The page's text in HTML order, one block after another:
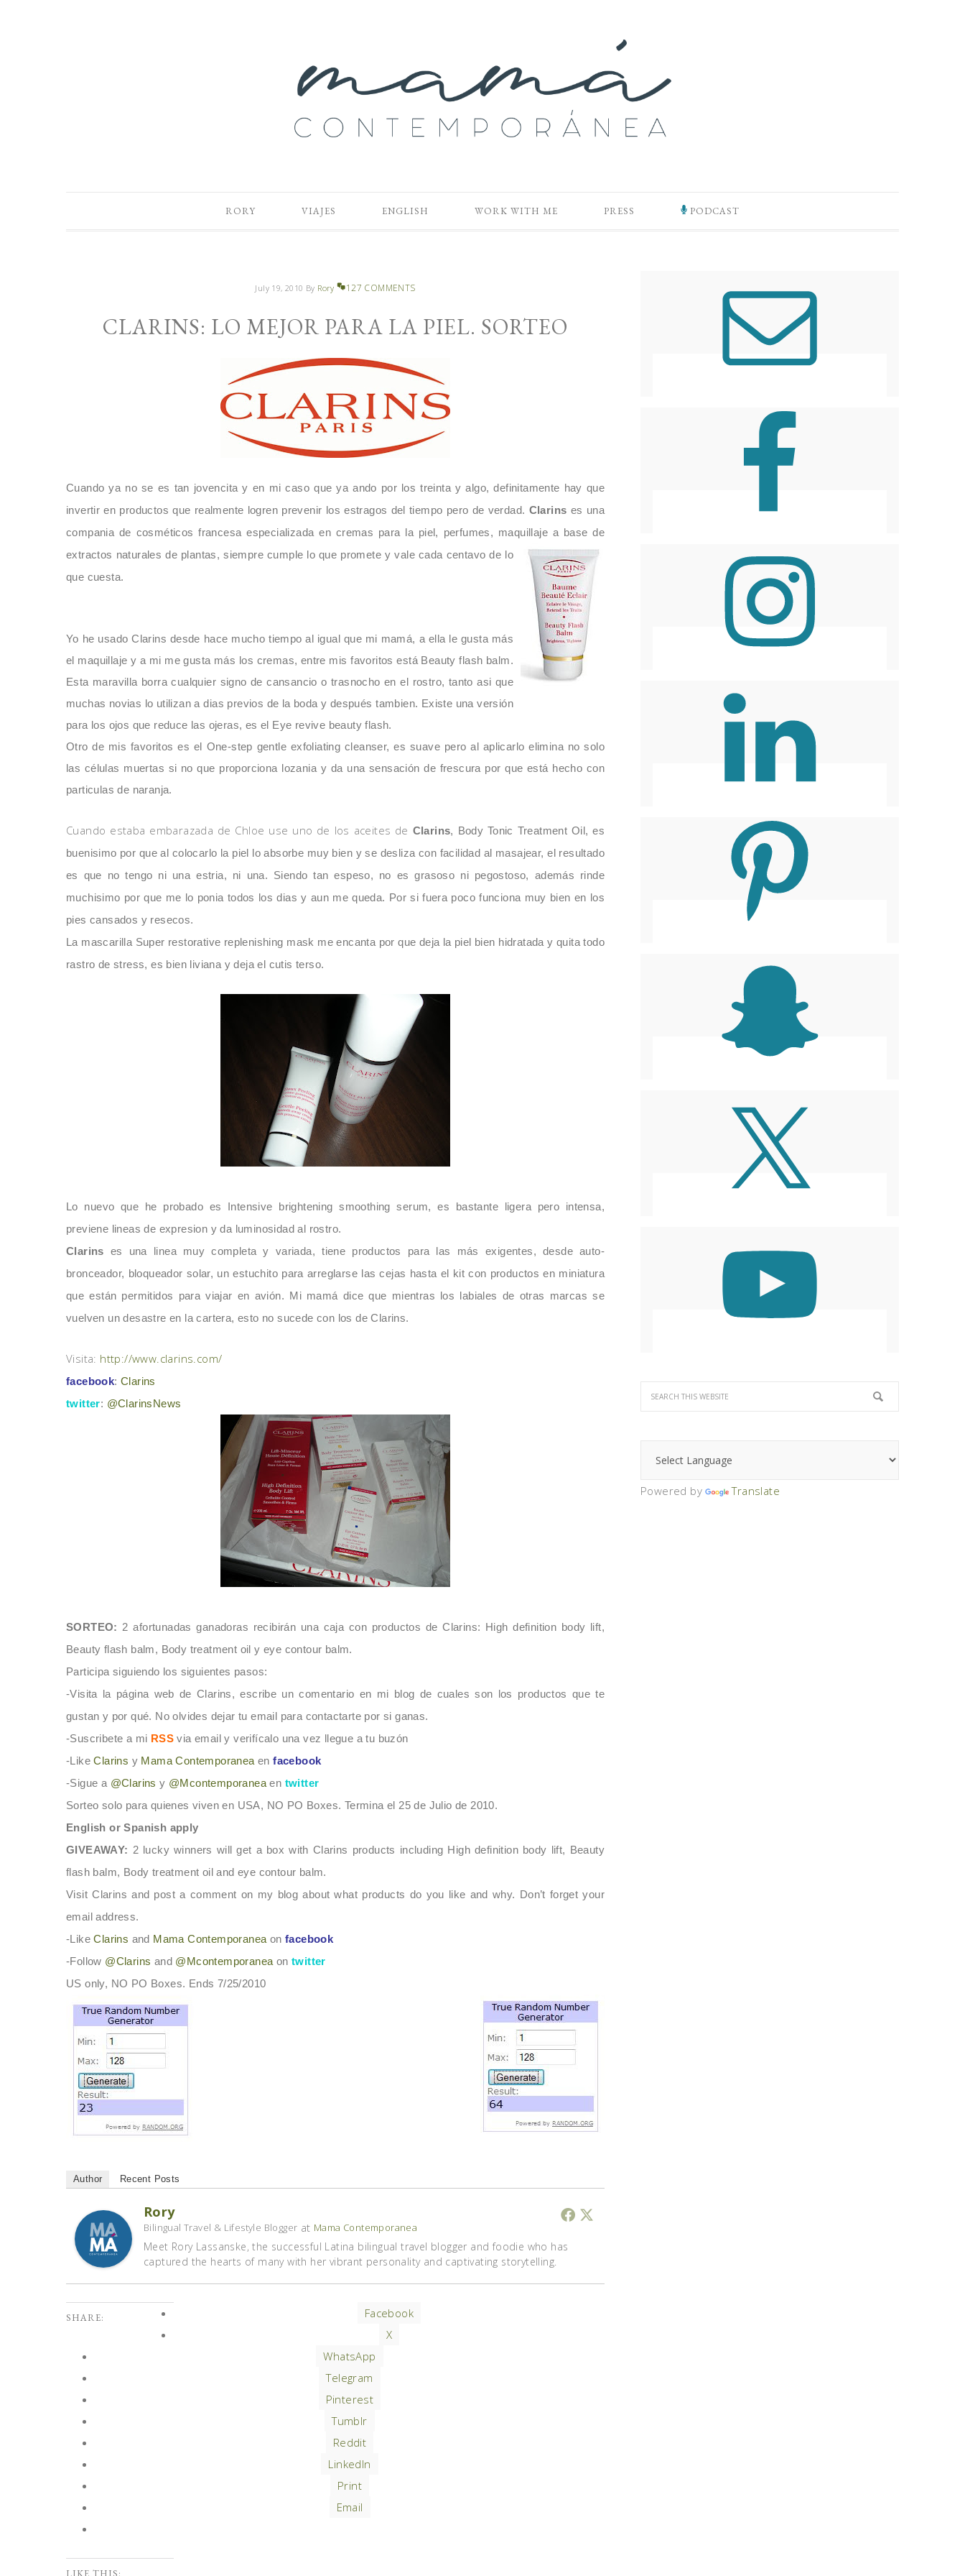
RORY VIAJES ENGLISH WORK WITH ME PRESS PODCAST
July 19, 2010 By Rory 127 COMMENTS
CLARINS: LO MEJOR PARA LA PIEL. SORTEO
Cuando ya no se es tan jovencita y en mi caso que ya ando por los treinta y algo, definitamente hay que
invertir en productos que realmente logren prevenir los estragos del tiempo pero de verdad. Clarins es una
compania de cosméticos francesa especializada en cremas para la piel, perfumes, maquillaje a base de
extractos naturales deplantas, siempre cumple lo que promete y vale cada centavo de lo
que cuesta.
Yo he usado Clarins desde hace mucho tiempo al igual que mi mamá, a ella le gusta más
el maquillaje y a mi me gusta más los cremas, entre mis favoritos está Beauty flash balm.
Esta maravilla borra cualquier signo de cansancio o trasnocho en el rostro, tanto asi que
muchas novias lo utilizan a dias previos de la boda y después tambien. Existe una versión
para los ojos que reduce las ojeras, es el Eye revive beauty flash.
Otro de mis favoritos es el One-step gentle exfoliating cleanser, es suave pero al aplicarlo elimina no solo
las células muertas si no que proporciona lozania y da una sensación de frescura por que está hecho con
particulas de naranja.
Cuando estaba embarazada de Chloe use uno de los aceites de Clarins, Body Tonic Treatment Oil, es
buenisimo por que al colocarlo la piel lo absorbe muy bien y se desliza con facilidad al masajear, el resultado
es que no tengo ni una estria, ni una. Siendo tan espeso, no es grasoso ni pegostoso, además rinde
muchisimo por que me lo ponia todos los dias y aun me queda. Por si fuera poco funciona muy bien en los
pies cansados y resecos.
La mascarilla Super restorative replenishing mask me encanta por que deja la piel bien hidratada y quita todo
rastro de stress, es bien liviana y deja el cutis terso.
Lo nuevo que he probado es Intensive brightening smoothing serum, es bastante ligera pero intensa,
previene lineas de expresion y da luminosidad al rostro.
Clarins es una linea muy completa y variada, tiene productos para las más exigentes, desde auto-
bronceador, bloqueador solar, un estuchito para arreglarse las cejas hasta el kit con productos en miniatura
que están permitidos para viajar en avión. Mi mamá dice que mientras los labiales de otras marcas se
vuelven un desastre en la cartera, esto no sucede con los de Clarins.
Visita: http://www.clarins.com/
facebook:Clarins
twitter: @ClarinsNews
SORTEO: 2 afortunadas ganadoras recibirán una caja con productos de Clarins: High definition body lift,
Beauty flash balm, Body treatment oil y eye contour balm.
Participa siguiendo los siguientes pasos:
-Visita la página web de Clarins, escribe un comentario en mi blog de cuales son los productos que te
gustan y por qué. No olvides dejar tu email para contactarte por si ganas.
-Suscribete a mi RSS via email y verifícalo una vez llegue a tu buzón
-LikeClarins y Mama Contemporanea enfacebook
-Sigue a @Clarins y @Mcontemporanea en twitter
Sorteo solo para quienes viven en USA, NO PO Boxes. Termina el 25 de Julio de 2010.
English or Spanish apply
GIVEAWAY: 2 lucky winners will get a box with Clarins products including High definition body lift, Beauty
flash balm, Body treatment oil and eye contour balm.
VisitClarins and post a comment on my blog about what products do you like and why. Don’t forget your
email address.
-LikeClarins and Mama Contemporanea onfacebook
-Follow @Clarins and @Mcontemporanea ontwitter
US only, NO PO Boxes. Ends 7/25/2010
Author Recent Posts
Rory
Bilingual Travel & Lifestyle Blogger at Mama Contemporanea
Meet Rory Lassanske, the successful Latina bilingual travel blogger and foodie who has
captured the hearts of many with her vibrant personality and captivating storytelling.
SHARE:
Facebook
X
WhatsApp
Telegram
Pinterest
Tumblr
Reddit
LinkedIn
Print
Email
LIKE THIS:
Powered by Translate